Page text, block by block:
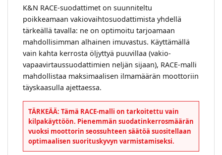
K&N RACE-suodattimet on suunniteltu
poikkeamaan vakiovaihtosuodattimista yhdellä
tärkeällä tavalla: ne on optimoitu tarjoamaan
mahdollisimman alhainen imuvastus. Käyttämällä
vain kahta kerrosta öljyttyä puuvillaa (vakio-
vapaavirtaussuodattimien neljän sijaan), RACE-malli
mahdollistaa maksimaalisen ilmamäärän moottoriin
täyskaasulla ajettaessa.
TÄRKEÄÄ: Tämä RACE-malli on tarkoitettu vain
kilpakäyttöön. Pienemmän suodatinkerrosmäärän
vuoksi moottorin seossuhteen säätöä suositellaan
optimaalisen suorituskyvyn varmistamiseksi.